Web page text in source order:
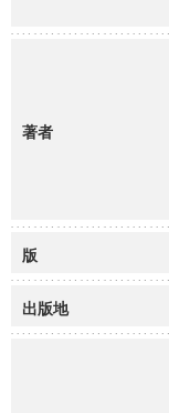
著者
版
出版地